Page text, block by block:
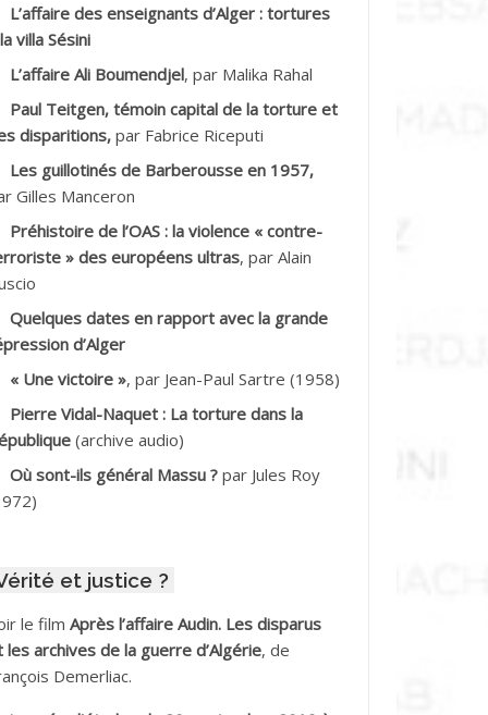
Tahar
Ramdane *
Baghdad*
Boualem*
Rachid
Omar
Vve AIT SAADA
Mohamed Akli
L’affaire des enseignants d’Alger : tortures
villa Sésini
L’affaire Ali Boumendjel, par Malika Rahal
Paul Teitgen, témoin capital de la torture et
disparitions, par Fabrice Riceputi
Les guillotinés de Barberousse en 1957,
Gilles Manceron
Préhistoire de l’OAS : la violence « contre-
» des européens ultras, par Alain
Quelques dates en rapport avec la grande
d’Alger
« Une victoire », par Jean-Paul Sartre (1958)
Pierre Vidal-Naquet : La torture dans la
(archive audio)
Où sont-ils général Massu ? par Jules Roy
et justice ?
le film Après l’affaire Audin. Les disparus
les archives de la guerre d’Algérie, de
Demerliac.